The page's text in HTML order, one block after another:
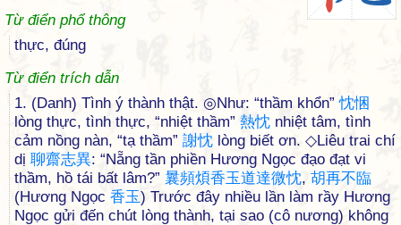
Từ điển phổ thông
thực, đúng
Từ điển trích dẫn
1. (Danh) Tình ý thành thật. ◎Như: “thầm khổn”忱悃
lòng thực, tình thực, “nhiệt thầm” 熱忱 nhiệt tâm, tình
cảm nồng nàn, “tạ thầm” 謝忱 lòng biết ơn. ◇Liêu trai chí
dị 聊齋志異: “Nẵng tần phiền Hương Ngọc đạo đạt vi
thầm, hồ tái bất lâm?” 曩頻煩香玉道達微忱, 胡再不臨
(Hương Ngọc 香玉) Trước đây nhiều lần làm rầy Hương
Ngọc gửi đến chút lòng thành, tại sao (cô nương) không